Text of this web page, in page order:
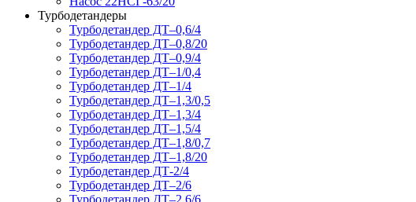
Турбодетандеры
Турбодетандер ДТ–0,6/4
Турбодетандер ДТ–0,8/20
Турбодетандер ДТ–0,9/4
Турбодетандер ДТ–1/0,4
Турбодетандер ДТ–1/4
Турбодетандер ДТ–1,3/0,5
Турбодетандер ДТ–1,3/4
Турбодетандер ДТ–1,5/4
Турбодетандер ДТ–1,8/0,7
Турбодетандер ДТ–1,8/20
Турбодетандер ДТ-2/4
Турбодетандер ДТ–2/6
Турбодетандер ДТ–2,6/6